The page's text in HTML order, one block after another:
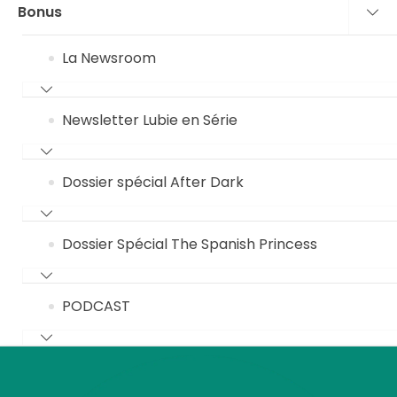
Bonus
La Newsroom
Newsletter Lubie en Série
Dossier spécial After Dark
Dossier Spécial The Spanish Princess
PODCAST